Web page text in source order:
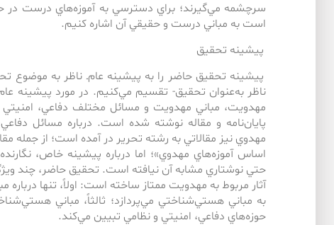
سرچشمه مي‌گيرند؛ براي دسترسي به ‌آموزه‌هاي درست در
است به ‌مباني درست و حقيقي آن اشاره كنيم.
پيشينه تحقيق
پيشينه تحقيق حاضر را به ‌پيشينه عام‌ـ ‌ناظر به
ناظر به‌عنوان تحقيق- ‌تقسيم مي‌كنيم. در مورد پيشينه
مهدويت، مباني مهدويت و مسائل مختلف دفاعي، امنيتي
پايان‌نامه و مقاله نوشته شده است. درباره مسائل
مهدوي نيز مقالاتي به ‌رشته تحرير در آمده است‌؛ از جمله
اساس آموزه‌هاي مهدوي»؛ اما درباره پيشينه خاص،
حتي نوشتاري مشابه ‌آن نيافته است. تحقيق حاضر، چند
آثار مربوط به‌ مهدويت ممتاز ساخته است: اولاً، تنها درباره
به ‌مباني هستي‌شناختي مي‌پردازد؛ ثالثاً، مباني
‌حوزه‌هاي دفاعي، امنيتي و نظامي تبيين مي‌كند.